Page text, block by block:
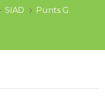
SIAD Punts G